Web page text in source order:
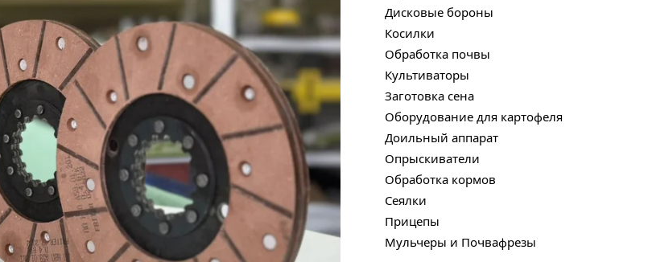
Дисковые бороны
Косилки
Обработка почвы
Культиваторы
Заготовка сена
Оборудование для картофеля
Доильный аппарат
Опрыскиватели
Обработка кормов
Сеялки
Прицепы
Мульчеры и Почвафрезы